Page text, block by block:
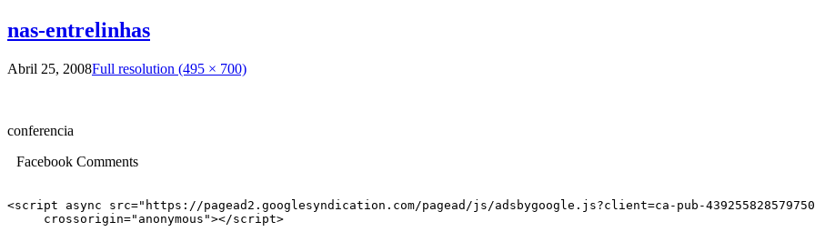
nas-entrelinhas
Abril 25, 2008Full resolution (495 × 700)
conferencia
Facebook Comments
<script async src="https://pagead2.googlesyndication.com/pagead/js/adsbygoogle.js?client=ca-pub-
     crossorigin="anonymous"></script>